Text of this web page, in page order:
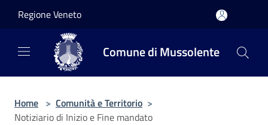
Regione Veneto
Comune di Mussolente
Home > Comunità e Territorio >
Notiziario di Inizio e Fine mandato